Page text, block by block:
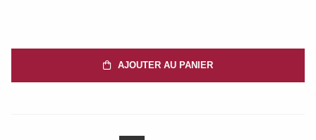
AJOUTER AU PANIER